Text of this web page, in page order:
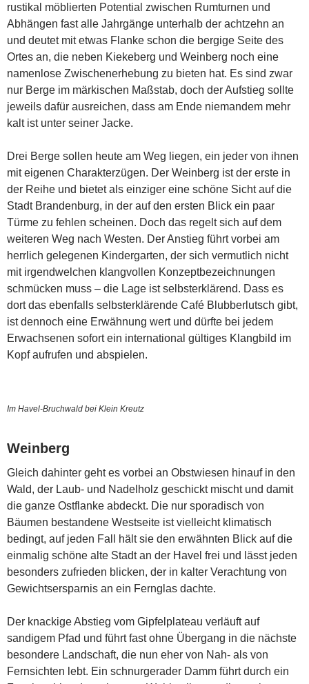
rustikal möblierten Potential zwischen Rumturnen und
Abhängen fast alle Jahrgänge unterhalb der achtzehn an
und deutet mit etwas Flanke schon die bergige Seite des
Ortes an, die neben Kiekeberg und Weinberg noch eine
namenlose Zwischenerhebung zu bieten hat. Es sind zwar
nur Berge im märkischen Maßstab, doch der Aufstieg sollte
jeweils dafür ausreichen, dass am Ende niemandem mehr
kalt ist unter seiner Jacke.
Drei Berge sollen heute am Weg liegen, ein jeder von ihnen
mit eigenen Charakterzügen. Der Weinberg ist der erste in
der Reihe und bietet als einziger eine schöne Sicht auf die
Stadt Brandenburg, in der auf den ersten Blick ein paar
Türme zu fehlen scheinen. Doch das regelt sich auf dem
weiteren Weg nach Westen. Der Anstieg führt vorbei am
herrlich gelegenen Kindergarten, der sich vermutlich nicht
mit irgendwelchen klangvollen Konzeptbezeichnungen
schmücken muss – die Lage ist selbsterklärend. Dass es
dort das ebenfalls selbsterklärende Café Blubberlutsch gibt,
ist dennoch eine Erwähnung wert und dürfte bei jedem
Erwachsenen sofort ein international gültiges Klangbild im
Kopf aufrufen und abspielen.
Im Havel-Bruchwald bei Klein Kreutz
Weinberg
Gleich dahinter geht es vorbei an Obstwiesen hinauf in den
Wald, der Laub- und Nadelholz geschickt mischt und damit
die ganze Ostflanke abdeckt. Die nur sporadisch von
Bäumen bestandene Westseite ist vielleicht klimatisch
bedingt, auf jeden Fall hält sie den erwähnten Blick auf die
einmalig schöne alte Stadt an der Havel frei und lässt jeden
besonders zufrieden blicken, der in kalter Verachtung von
Gewichtsersparnis an ein Fernglas dachte.
Der knackige Abstieg vom Gipfelplateau verläuft auf
sandigem Pfad und führt fast ohne Übergang in die nächste
besondere Landschaft, die nun eher von Nah- als von
Fernsichten lebt. Ein schnurgerader Damm führt durch ein